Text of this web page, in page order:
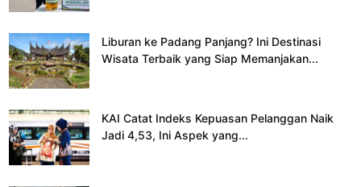
Liburan ke Padang Panjang? Ini Destinasi
Wisata Terbaik yang Siap Memanjakan...
KAI Catat Indeks Kepuasan Pelanggan Naik
Jadi 4,53, Ini Aspek yang...